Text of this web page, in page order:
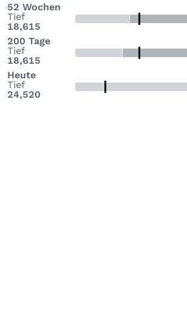
52 Wochen
Tief
18,615
200 Tage
Tief
18,615
Heute
Tief
24,520